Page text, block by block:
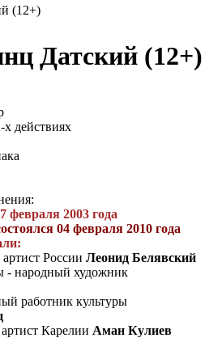
(12+)
Датский (12+)
х действиях
февраля 2003 года
04 февраля 2010 года
России Леонид Белявский
- народный художник
работник культуры
Карелии Аман Кулиев